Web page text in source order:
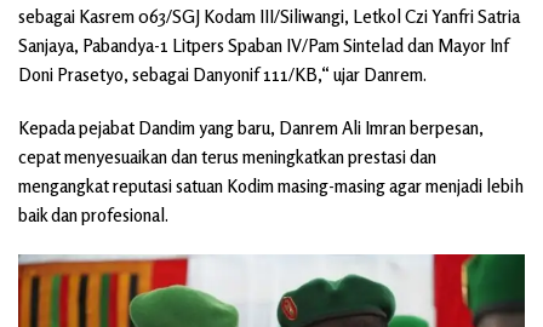
sebagai Kasrem 063/SGJ Kodam III/Siliwangi, Letkol Czi Yanfri Satria
Sanjaya, Pabandya-1 Litpers Spaban IV/Pam Sintelad dan Mayor Inf
Doni Prasetyo, sebagai Danyonif 111/KB,“ ujar Danrem.
Kepada pejabat Dandim yang baru, Danrem Ali Imran berpesan,
cepat menyesuaikan dan terus meningkatkan prestasi dan
mengangkat reputasi satuan Kodim masing-masing agar menjadi lebih
baik dan profesional.